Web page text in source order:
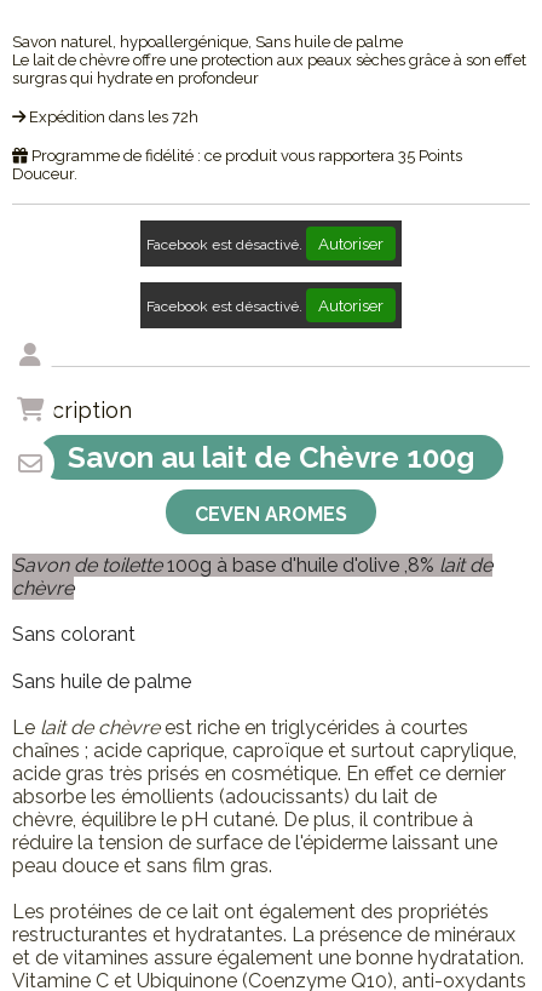
Savon naturel, hypoallergénique, Sans huile de palme
Le lait de chèvre offre une protection aux peaux sèches grâce à son effet
surgras qui hydrate en profondeur
Expédition dans les 72h
Programme de fidélité : ce produit vous rapportera 35 Points
Douceur.
Facebook est désactivé. Autoriser
Facebook est désactivé. Autoriser
Description
Savon au lait de Chèvre 100g
CEVEN AROMES
Savon de toilette100g à base d'huile d'olive ,8% lait de
chèvre
Sans colorant
Sans huile de palme
Le lait de chèvreest riche en triglycérides à courtes
chaînes ; acide caprique, caproïque et surtout caprylique,
acide gras très prisés en cosmétique. En effet ce dernier
absorbe les émollients (adoucissants) du lait de
chèvre, équilibre le pH cutané. De plus, il contribue à
réduire la tension de surface de l'épiderme laissant une
peau douce et sans film gras.
Les protéines de ce lait ont également des propriétés
restructurantes et hydratantes. La présence de minéraux
et de vitamines assure également une bonne hydratation.
Vitamine C et Ubiquinone (Coenzyme Q10), anti-oxydants